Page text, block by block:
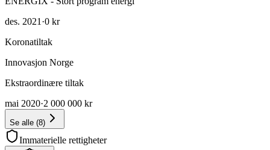
des. 2021 ·0 kr
Koronatiltak
Innovasjon Norge
Ekstraordinære tiltak
mai 2020·2 000 000 kr
Se alle (8)
Immaterielle rettigheter